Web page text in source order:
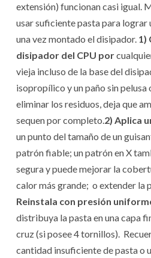
extensión) funcionan casi igual.
usar suficiente pasta para
una vez montado el disipador. 1)
disipador del CPU por
vieja incluso de la base del
isopropílico y un paño sin pelusa
eliminar los residuos, deja que
sequen por completo.2) Aplica
un punto del tamaño de un
patrón fiable; un patrón en X
segura y puede mejorar la
calor más grande; o extender la
Reinstala con presión
distribuya la pasta en una capa
cruz (si posee 4 tornillos).
cantidad insuficiente de pasta o